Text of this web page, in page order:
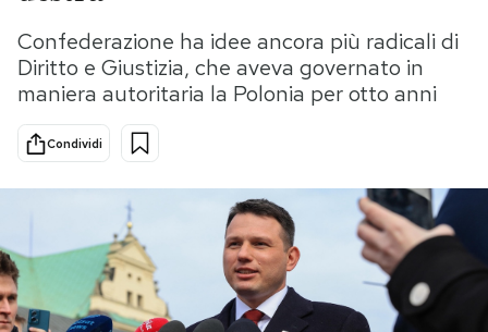
Scienza
Sport
Media
Europa
PODCAST
NEWSLETTER
Confederazione ha idee ancora più radicali di
Diritto e Giustizia, che aveva governato in
maniera autoritaria la Polonia per otto anni
Condividi